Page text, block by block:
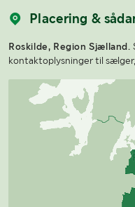
Placering &
Roskilde, Region Sjælland.
kontaktoplysninger til